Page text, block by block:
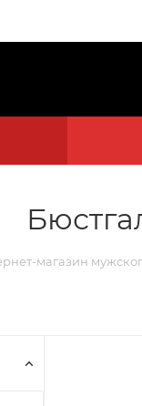
магазин